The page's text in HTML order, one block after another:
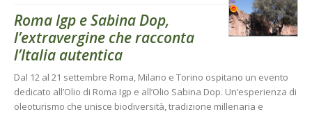
Roma Igp e Sabina Dop,
l’extravergine che racconta
l’Italia autentica
Dal 12 al 21 settembre Roma, Milano e Torino ospitano un evento
dedicato all’Olio di Roma Igp e all’Olio Sabina Dop. Un’esperienza di
oleoturismo che unisce biodiversità, tradizione millenaria e